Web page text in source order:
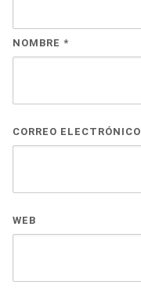
NOMBRE *
CORREO ELECTRÓNICO
WEB